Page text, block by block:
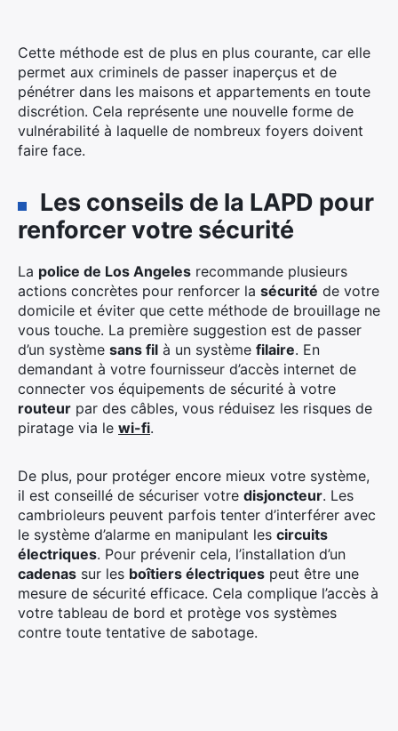
Cette méthode est de plus en plus courante, car elle
permet aux criminels de passer inaperçus et de
pénétrer dans les maisons et appartements en toute
discrétion. Cela représente une nouvelle forme de
vulnérabilité à laquelle de nombreux foyers doivent
faire face.
Les conseils de la LAPD pour
renforcer votre sécurité
La police de Los Angeles recommande plusieurs
actions concrètes pour renforcer la sécurité de votre
domicile et éviter que cette méthode de brouillage ne
vous touche. La première suggestion est de passer
d’un système sans fil à un système filaire. En
demandant à votre fournisseur d’accès internet de
connecter vos équipements de sécurité à votre
routeur par des câbles, vous réduisez les risques de
piratage via le wi-fi.
De plus, pour protéger encore mieux votre système,
il est conseillé de sécuriser votre disjoncteur. Les
cambrioleurs peuvent parfois tenter d’interférer avec
le système d’alarme en manipulant les circuits
électriques. Pour prévenir cela, l’installation d’un
cadenas sur les boîtiers électriques peut être une
mesure de sécurité efficace. Cela complique l’accès à
votre tableau de bord et protège vos systèmes
contre toute tentative de sabotage.